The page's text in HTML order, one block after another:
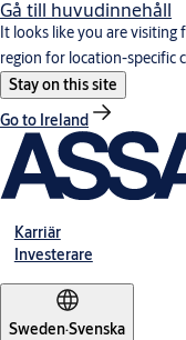
Gå till huvudinnehåll
It looks like you are
region for location-specific
Stay on this site
Go to Ireland
Karriär
Investerare
Sweden·Svenska